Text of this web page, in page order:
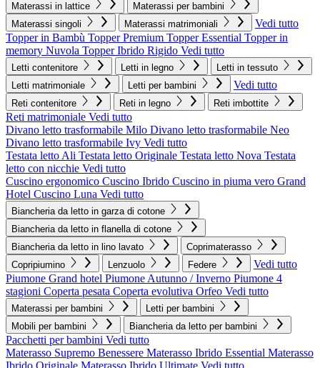
Materassi in lattice
Materassi per bambini
Materassi singoli
Materassi matrimoniali
Vedi tutto
Topper in Bambù Topper Premium Topper Essential Topper in
memory Nuvola Topper Ibrido Rigido Vedi tutto
Letti contenitore Letti in legno
Letti in tessuto
Letti matrimoniale
Letti per bambini Vedi tutto
Reti contenitore Reti in legno Reti imbottite
Reti matrimoniale Vedi tutto
Divano letto trasformabile Milo Divano letto trasformabile Neo
Divano letto trasformabile Ivy Vedi tutto
Testata letto Ali Testata letto Originale Testata letto Nova Testata
letto con nicchie Vedi tutto
Cuscino ergonomico Cuscino Ibrido Cuscino in piuma vero Grand
Hotel Cuscino Luna Vedi tutto
Biancheria da letto in garza di cotone
Biancheria da letto in flanella di cotone
Biancheria da letto in lino lavato
Coprimaterasso
Copripiumino
Lenzuolo Federe
Vedi tutto
Piumone Grand hotel Piumone Autunno / Inverno Piumone 4
stagioni Coperta pesata Coperta evolutiva Orfeo Vedi tutto
Materassi per bambini
Letti per bambini
Mobili per bambini
Biancheria da letto per bambini
Pacchetti per bambini Vedi tutto
Materasso Supremo Benessere Materasso Ibrido Essential Materasso
Ibrido Originale Materasso Ibrido Ultimate Vedi tutto